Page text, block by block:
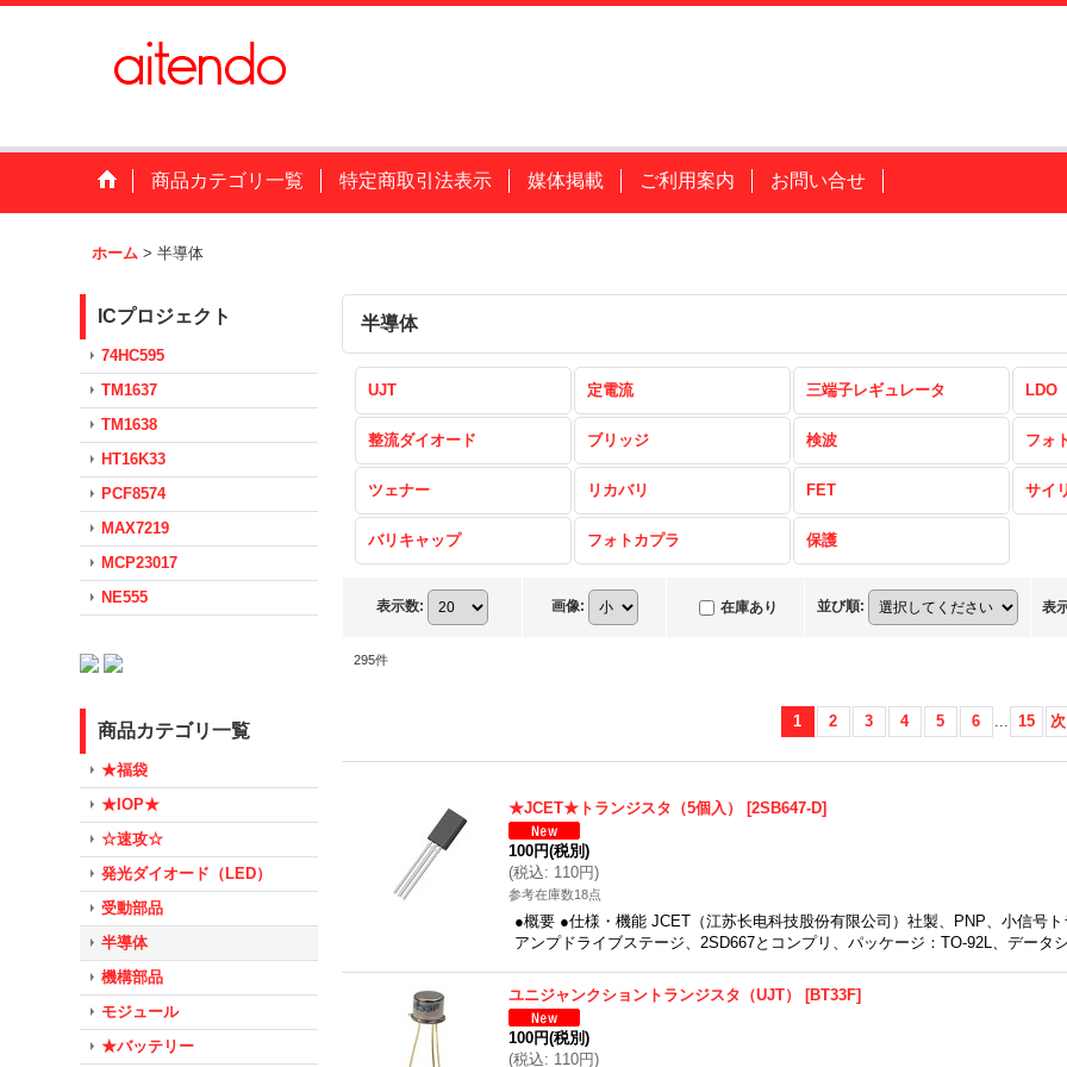
商品カテゴリ一覧 特定商取引法表示 媒体掲載 ご利用案内 お問い合せ
ホーム > 半導体
ICプロジェクト
74HC595
TM1637
TM1638
HT16K33
PCF8574
MAX7219
MCP23017
NE555
商品カテゴリ一覧
★福袋
★IOP★
☆速攻☆
発光ダイオード（LED）
受動部品
半導体
機構部品
モジュール
★バッテリー
半導体
UJT 定電流 三端子レギュレータ LDO
整流ダイオード ブリッジ 検波 フォ
ツェナー リカバリ FET サイ
バリキャップ フォトカプラ 保護
表示数: 画像: 在庫あり 並び順: 表
295件
1 2 3 4 5 6 ... 15 次
★JCET★トランジスタ（5個入） [2SB647-D]
100円(税別)
(税込: 110円)
参考在庫数18点
●概要 ●仕様・機能 JCET（江苏长电科技股份有限公司）社製、PNP、小信号
アンプドライブステージ、2SD667とコンプリ、パッケージ：TO-92L、データ
ユニジャンクショントランジスタ（UJT） [BT33F]
100円(税別)
(税込: 110円)